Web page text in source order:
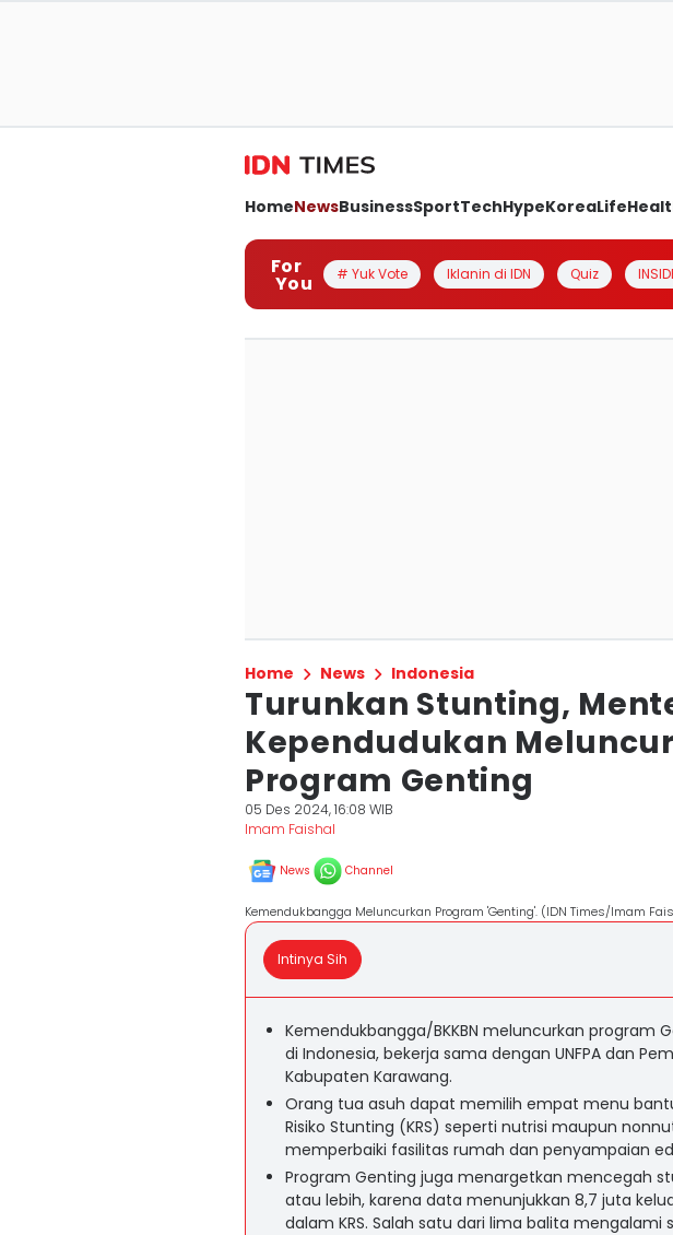
HomeNewsBusinessSportTechHypeKoreaLife
For
You # Yuk Vote Iklanin di IDN Quiz
Home News Indonesia
Turunkan Stunting,
Kependudukan
Program Genting
05 Des 2024, 16:08 WIB
Imam Faishal
News Channel
Kemendukbangga Meluncurkan Program 'Genting'. (IDN Times/Imam
Intinya Sih
Kemendukbangga/BKKBN meluncurkan program
di Indonesia, bekerja sama dengan UNFPA dan
Kabupaten Karawang.
Orang tua asuh dapat memilih empat menu
Risiko Stunting (KRS) seperti nutrisi maupun
memperbaiki fasilitas rumah dan penyampaian
Program Genting juga menargetkan mencegah
atau lebih, karena data menunjukkan 8,7 juta
dalam KRS. Salah satu dari lima balita mengalami